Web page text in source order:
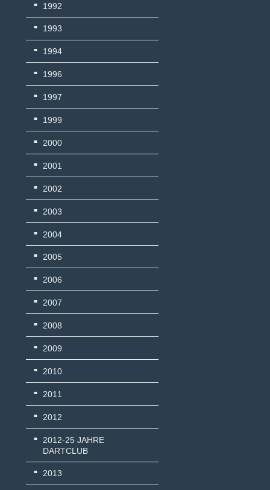
1992
1993
1994
1996
1997
1999
2000
2001
2002
2003
2004
2005
2006
2007
2008
2009
2010
2011
2012
2012-25 JAHRE
DARTCLUB
2013